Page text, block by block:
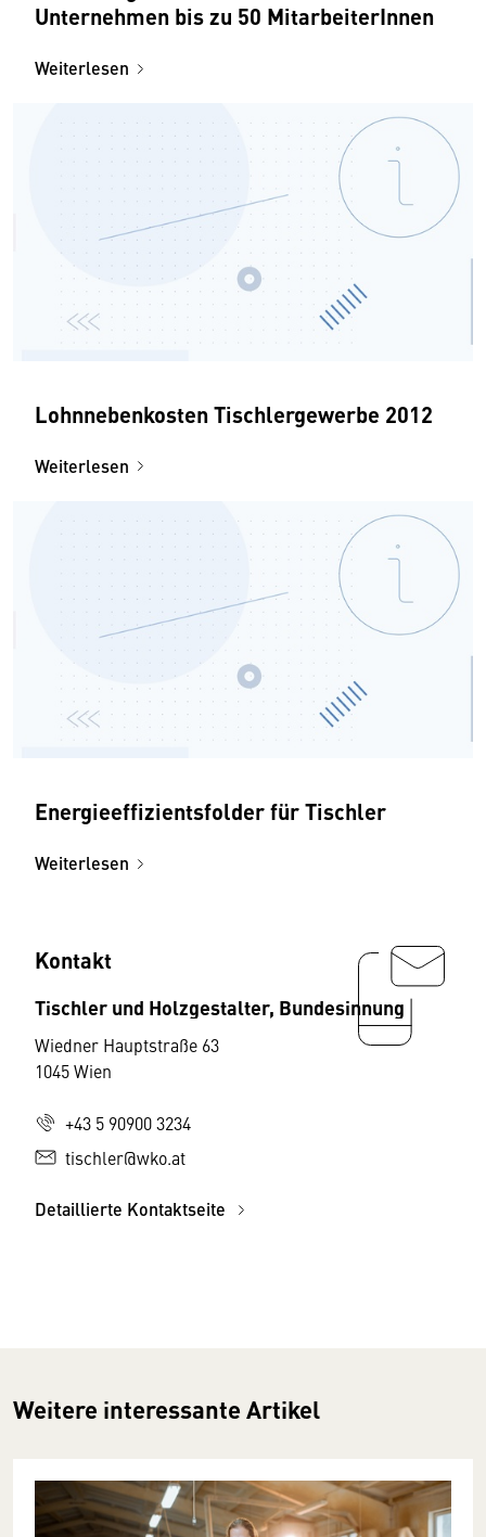
Unternehmen bis zu 50 MitarbeiterInnen
Weiterlesen
Lohnnebenkosten Tischlergewerbe 2012
Weiterlesen
Energieeffizientsfolder für Tischler
Weiterlesen
Kontakt
Tischler und Holzgestalter, Bundesinnung
Wiedner Hauptstraße 63
1045 Wien
+43 5 90900 3234
tischler@wko.at
Detaillierte Kontaktseite
Weitere interessante Artikel